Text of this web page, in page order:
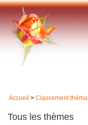
Accueil > Classement
Tous les thèmes